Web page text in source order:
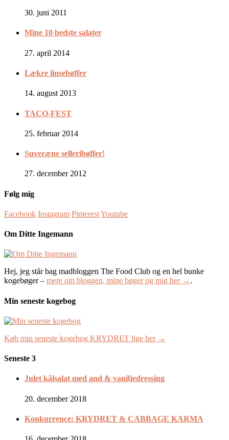
30. juni 2011
Mine 10 bedste salater
27. april 2014
Lækre linsebøffer
14. august 2013
TACO-FEST
25. februar 2014
Suveræne selleribøffer!
27. december 2012
Følg mig
Facebook Instagram PinterestYoutube
Om Ditte Ingemann
Hej, jeg står bag madbloggen The Food Club og en hel bunke
kogebøger – mere om bloggen, mine bøger og mig her → .
Min seneste kogebog
Køb min seneste kogebog KRYDRET lige her →
Seneste 3
Julet kålsalat med and & vaniljedressing
20. december 2018
Konkurrence: KRYDRET & CABBAGE KARMA